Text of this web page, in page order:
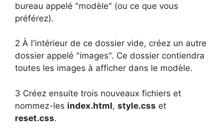
bureau appelé "modèle" (ou ce que vous
préférez).
2 À l'intérieur de ce dossier vide, créez un autre
dossier appelé "images". Ce dossier contiendra
toutes les images à afficher dans le modèle.
3 Créez ensuite trois nouveaux fichiers et
nommez-les index.html, style.css et
reset.css.